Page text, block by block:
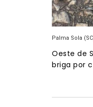
Palma Sola
Oeste de
briga por